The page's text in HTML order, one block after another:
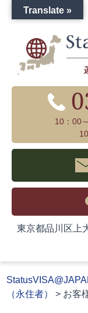
10：00
東京都品川区上
（永住者）
> お客
Translate »